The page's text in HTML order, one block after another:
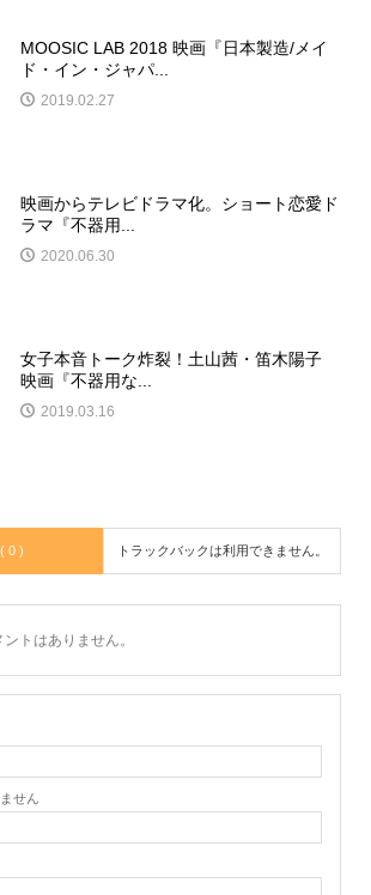
MOOSIC LAB 2018 映画『日本製造/メイ
ド・イン・ジャパ...
2019.02.27
映画からテレビドラマ化。ショート恋愛ド
ラマ『不器用...
2020.06.30
女子本音トーク炸裂！土山茜・笛木陽子
映画『不器用な...
2019.03.16
0 ) トラックバックは利用できません。
トはありません。
ません